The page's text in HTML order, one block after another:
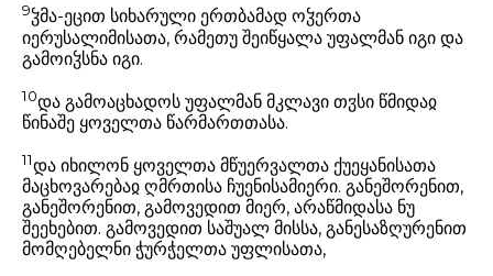
9ჴმა-ეცით სიხარული ერთბამად ოჴერთა
იერუსალიმისათა, რამეთუ შეიწყალა უფალმან იგი და
გამოიჴსნა იგი.
10და გამოაცხადოს უფალმან მკლავი თჳსი წმიდაჲ
წინაშე ყოველთა წარმართთასა.
11და იხილონ ყოველთა მწუერვალთა ქუეყანისათა
მაცხოვარებაჲ ღმრთისა ჩუენისამიერი. განეშორენით,
განეშორენით, გამოვედით მიერ, არაწმიდასა ნუ
შეეხებით. გამოვედით საშუალ მისსა, განესაზღურენით
მომღებელნი ჭურჭელთა უფლისათა,